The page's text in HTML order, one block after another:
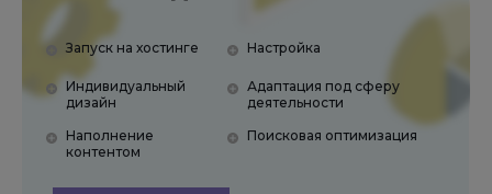
Запуск на хостинге
Индивидуальный
дизайн
Наполнение
контентом
Настройка
Адаптация под сферу
деятельности
Поисковая оптимизация